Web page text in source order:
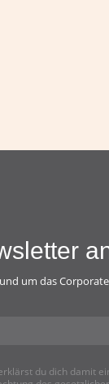
um das
du dich damit